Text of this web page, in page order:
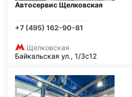
Автосервис Щелковская
+7 (495) 162-90-81
Щелковская
Байкальская ул., 1/3с12